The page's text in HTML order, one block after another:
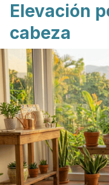
Elevación
cabeza